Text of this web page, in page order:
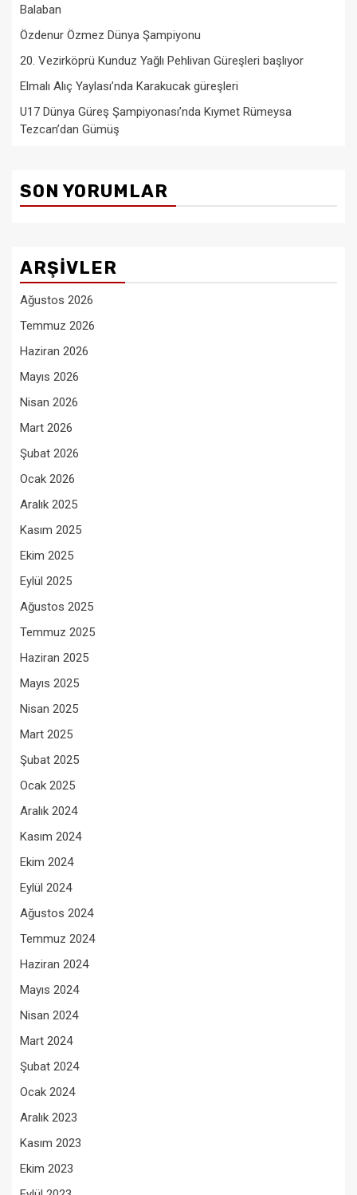
Balaban
Özdenur Özmez Dünya Şampiyonu
20. Vezirköprü Kunduz Yağlı Pehlivan Güreşleri başlıyor
Elmalı Alıç Yaylası’nda Karakucak güreşleri
U17 Dünya Güreş Şampiyonası’nda Kıymet Rümeysa
Tezcan’dan Gümüş
SON YORUMLAR
ARŞIVLER
Ağustos 2026
Temmuz 2026
Haziran 2026
Mayıs 2026
Nisan 2026
Mart 2026
Şubat 2026
Ocak 2026
Aralık 2025
Kasım 2025
Ekim 2025
Eylül 2025
Ağustos 2025
Temmuz 2025
Haziran 2025
Mayıs 2025
Nisan 2025
Mart 2025
Şubat 2025
Ocak 2025
Aralık 2024
Kasım 2024
Ekim 2024
Eylül 2024
Ağustos 2024
Temmuz 2024
Haziran 2024
Mayıs 2024
Nisan 2024
Mart 2024
Şubat 2024
Ocak 2024
Aralık 2023
Kasım 2023
Ekim 2023